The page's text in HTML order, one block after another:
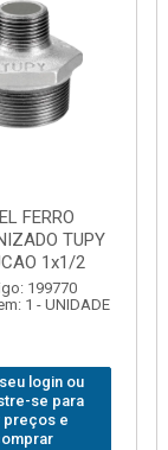
FERRO
TUPY
1x1/2
199770
1 - UNIDADE
login ou
se para
preços e